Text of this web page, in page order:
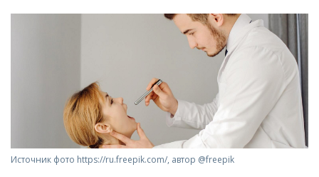
Источник фото https://ru.freepik.com/, автор @freepik